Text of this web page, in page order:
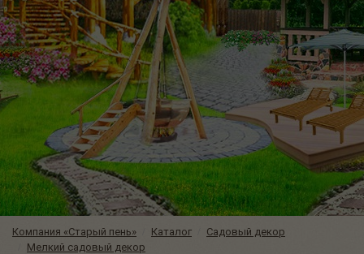
Компания «Старый пень» Каталог
Садовый декор
Мелкий садовый декор